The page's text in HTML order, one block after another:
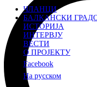
ЧЛАНЦИ
БАЛКАНСКИ
ИСТОРИЈА
ИНТЕРВЈУ
ВЕСТИ
О ПРОЈЕКТУ
Facebook
На русском